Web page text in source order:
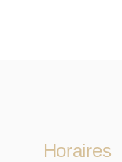
Horaires